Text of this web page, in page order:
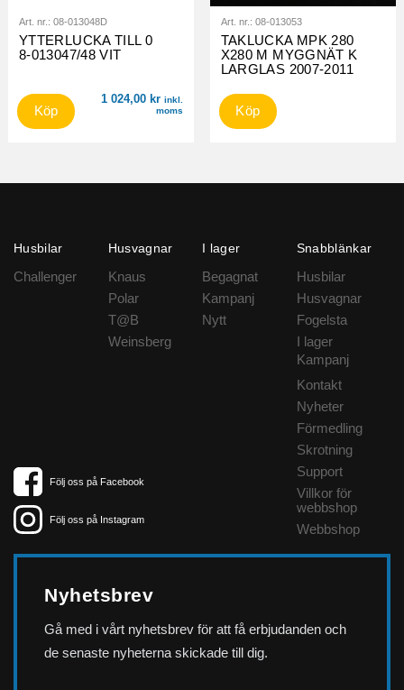
Art. nr.: 08-013048D
YTTERLUCKA TILL 0
8-013047/48 VIT
1 024,00 kr inkl.
moms
Köp
Art. nr.: 08-013053
TAKLUCKA MPK 280
X280 M MYGGNÄT K
LARGLAS 2007-2011
Köp
Husbilar
Challenger
Husvagnar
Knaus
Polar
T@B
Weinsberg
I lager
Begagnat
Kampanj
Nytt
Snabblänkar
Husbilar
Husvagnar
Fogelsta
I lager
Kampanj
Kontakt
Nyheter
Förmedling
Skrotning
Support
Villkor för
webbshop
Webbshop
Följ oss på Facebook
Följ oss på Instagram
Nyhetsbrev
Gå med i vårt nyhetsbrev för att få erbjudanden och
de senaste nyheterna skickade till dig.